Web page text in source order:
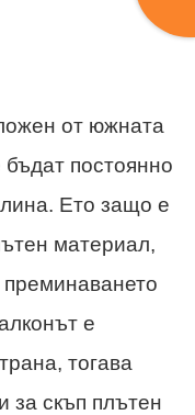
от южната
постоянно
Ето защо е
материал,
е
тогава
за скъп плътен